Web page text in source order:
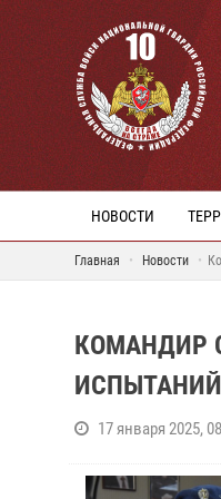
НОВОСТИ
Главная Новости
КОМАНДИР
17 января 2025,